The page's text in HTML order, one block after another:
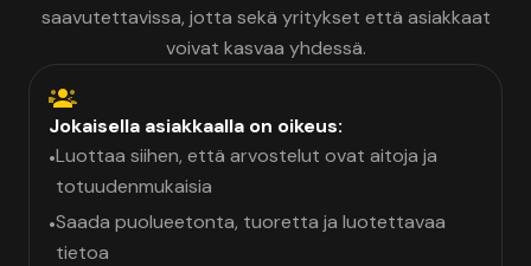
saavutettavissa, jotta sekä yritykset että asiakkaat
voivat kasvaa yhdessä.
Jokaisella asiakkaalla on oikeus:
•Luottaa siihen, että arvostelut ovat aitoja ja
totuudenmukaisia
•Saada puolueetonta, tuoretta ja luotettavaa
tietoa